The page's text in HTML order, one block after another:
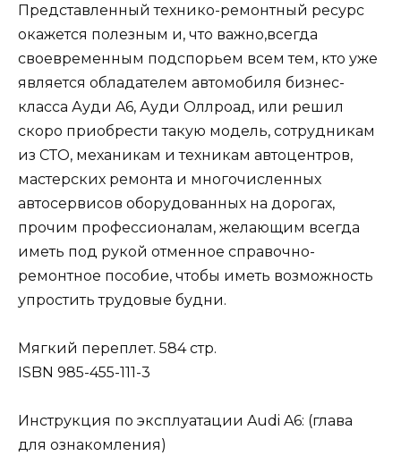
Представленный технико-ремонтный ресурс
окажется полезным и, что важно,всегда
своевременным подспорьем всем тем, кто уже
является обладателем автомобиля бизнес-
класса Ауди A6, Ауди Оллроад, или решил
скоро приобрести такую модель, сотрудникам
из СТО, механикам и техникам автоцентров,
мастерских ремонта и многочисленных
автосервисов оборудованных на дорогах,
прочим профессионалам, желающим всегда
иметь под рукой отменное справочно-
ремонтное пособие, чтобы иметь возможность
упростить трудовые будни.
Мягкий переплет. 584 стр.
ISBN 985-455-111-3
Инструкция по эксплуатации Audi A6: (глава
для ознакомления)